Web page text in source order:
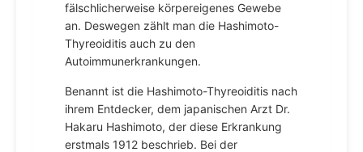
fälschlicherweise körpereigenes Gewebe
an. Deswegen zählt man die Hashimoto-
Thyreoiditis auch zu den
Autoimmunerkrankungen.
Benannt ist die Hashimoto-Thyreoiditis nach
ihrem Entdecker, dem japanischen Arzt Dr.
Hakaru Hashimoto, der diese Erkrankung
erstmals 1912 beschrieb. Bei der